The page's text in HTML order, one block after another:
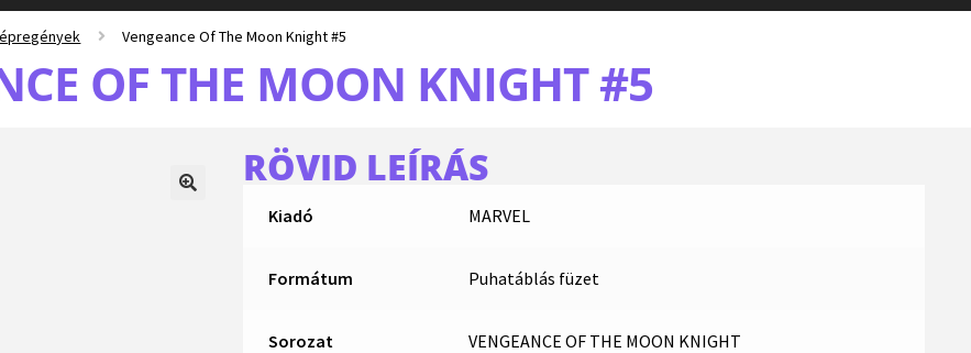
Vengeance Of The Moon Knight #5
OF THE MOON KNIGHT #5
RÖVID LEÍRÁS
Kiadó MARVEL
Formátum Puhatáblás füzet
Sorozat VENGEANCE OF THE MOON KNIGHT